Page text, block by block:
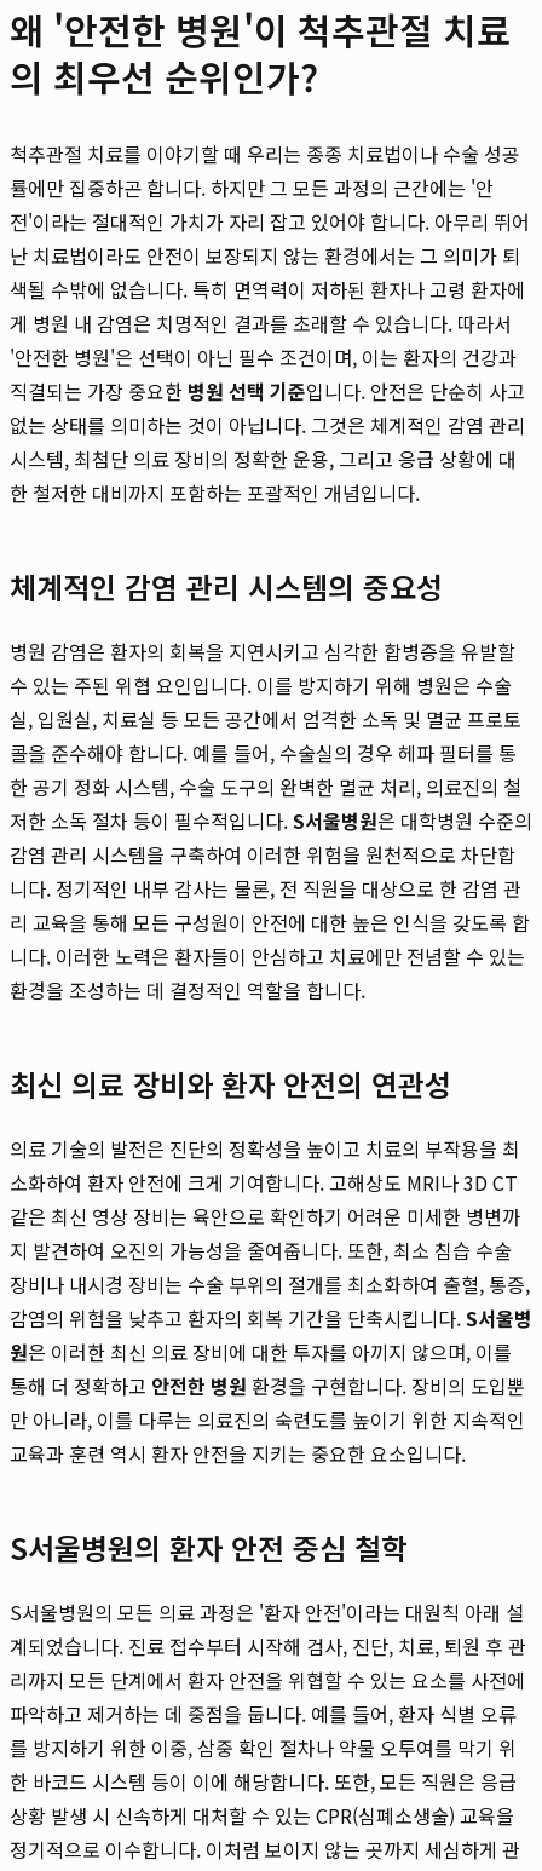
왜 '안전한 병원'이 척추관절 치료
의 최우선 순위인가?
척추관절 치료를 이야기할 때 우리는 종종 치료법이나 수술 성공
률에만 집중하곤 합니다. 하지만 그 모든 과정의 근간에는 '안
전'이라는 절대적인 가치가 자리 잡고 있어야 합니다. 아무리 뛰어
난 치료법이라도 안전이 보장되지 않는 환경에서는 그 의미가 퇴
색될 수밖에 없습니다. 특히 면역력이 저하된 환자나 고령 환자에
게 병원 내 감염은 치명적인 결과를 초래할 수 있습니다. 따라서
'안전한 병원'은 선택이 아닌 필수 조건이며, 이는 환자의 건강과
직결되는 가장 중요한 병원 선택 기준입니다. 안전은 단순히 사고
없는 상태를 의미하는 것이 아닙니다. 그것은 체계적인 감염 관리
시스템, 최첨단 의료 장비의 정확한 운용, 그리고 응급 상황에 대
한 철저한 대비까지 포함하는 포괄적인 개념입니다.
체계적인 감염 관리 시스템의 중요성
병원 감염은 환자의 회복을 지연시키고 심각한 합병증을 유발할
수 있는 주된 위협 요인입니다. 이를 방지하기 위해 병원은 수술
실, 입원실, 치료실 등 모든 공간에서 엄격한 소독 및 멸균 프로토
콜을 준수해야 합니다. 예를 들어, 수술실의 경우 헤파 필터를 통
한 공기 정화 시스템, 수술 도구의 완벽한 멸균 처리, 의료진의 철
저한 소독 절차 등이 필수적입니다.S서울병원은 대학병원 수준의
감염 관리 시스템을 구축하여 이러한 위험을 원천적으로 차단합
니다. 정기적인 내부 감사는 물론, 전 직원을 대상으로 한 감염 관
리 교육을 통해 모든 구성원이 안전에 대한 높은 인식을 갖도록 합
니다. 이러한 노력은 환자들이 안심하고 치료에만 전념할 수 있는
환경을 조성하는 데 결정적인 역할을 합니다.
최신 의료 장비와 환자 안전의 연관성
의료 기술의 발전은 진단의 정확성을 높이고 치료의 부작용을 최
소화하여 환자 안전에 크게 기여합니다. 고해상도 MRI나 3D CT
같은 최신 영상 장비는 육안으로 확인하기 어려운 미세한 병변까
지 발견하여 오진의 가능성을 줄여줍니다. 또한, 최소 침습 수술
장비나 내시경 장비는 수술 부위의 절개를 최소화하여 출혈, 통증,
감염의 위험을 낮추고 환자의 회복 기간을 단축시킵니다.S서울병
원은 이러한 최신 의료 장비에 대한 투자를 아끼지 않으며, 이를
통해 더 정확하고 안전한 병원 환경을 구현합니다. 장비의 도입뿐
만 아니라, 이를 다루는 의료진의 숙련도를 높이기 위한 지속적인
교육과 훈련 역시 환자 안전을 지키는 중요한 요소입니다.
S서울병원의 환자 안전 중심 철학
S서울병원의 모든 의료 과정은 '환자 안전'이라는 대원칙 아래 설
계되었습니다. 진료 접수부터 시작해 검사, 진단, 치료, 퇴원 후 관
리까지 모든 단계에서 환자 안전을 위협할 수 있는 요소를 사전에
파악하고 제거하는 데 중점을 둡니다. 예를 들어, 환자 식별 오류
를 방지하기 위한 이중, 삼중 확인 절차나 약물 오투여를 막기 위
한 바코드 시스템 등이 이에 해당합니다. 또한, 모든 직원은 응급
상황 발생 시 신속하게 대처할 수 있는 CPR(심폐소생술) 교육을
정기적으로 이수합니다. 이처럼 보이지 않는 곳까지 세심하게 관